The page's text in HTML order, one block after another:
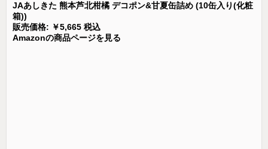
JAあしきた 熊本芦北柑橘 デコポン&甘夏缶詰め (10缶入り(化粧
箱))
販売価格: ￥5,665 税込
Amazonの商品ページを見る